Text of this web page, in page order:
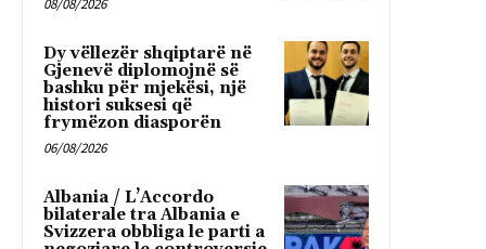
Dy vëllezër shqiptarë në
Gjenevë diplomojnë së
bashku për mjekësi, një
histori suksesi që
frymëzon diasporën
06/08/2026
Albania / L’Accordo
bilaterale tra Albania e
Svizzera obbliga le parti a